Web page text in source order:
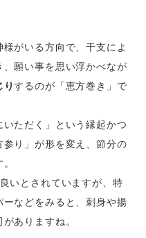
様がいる方向で、干支によ
願い事を思い浮かべなが
りするのが「恵方巻き」で
ただく」という縁起かつ
り」が形を変え、節分の
いとされていますが、特
などをみると、刺身や揚
ありますね。